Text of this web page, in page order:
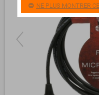
NE PLUS MONTRER